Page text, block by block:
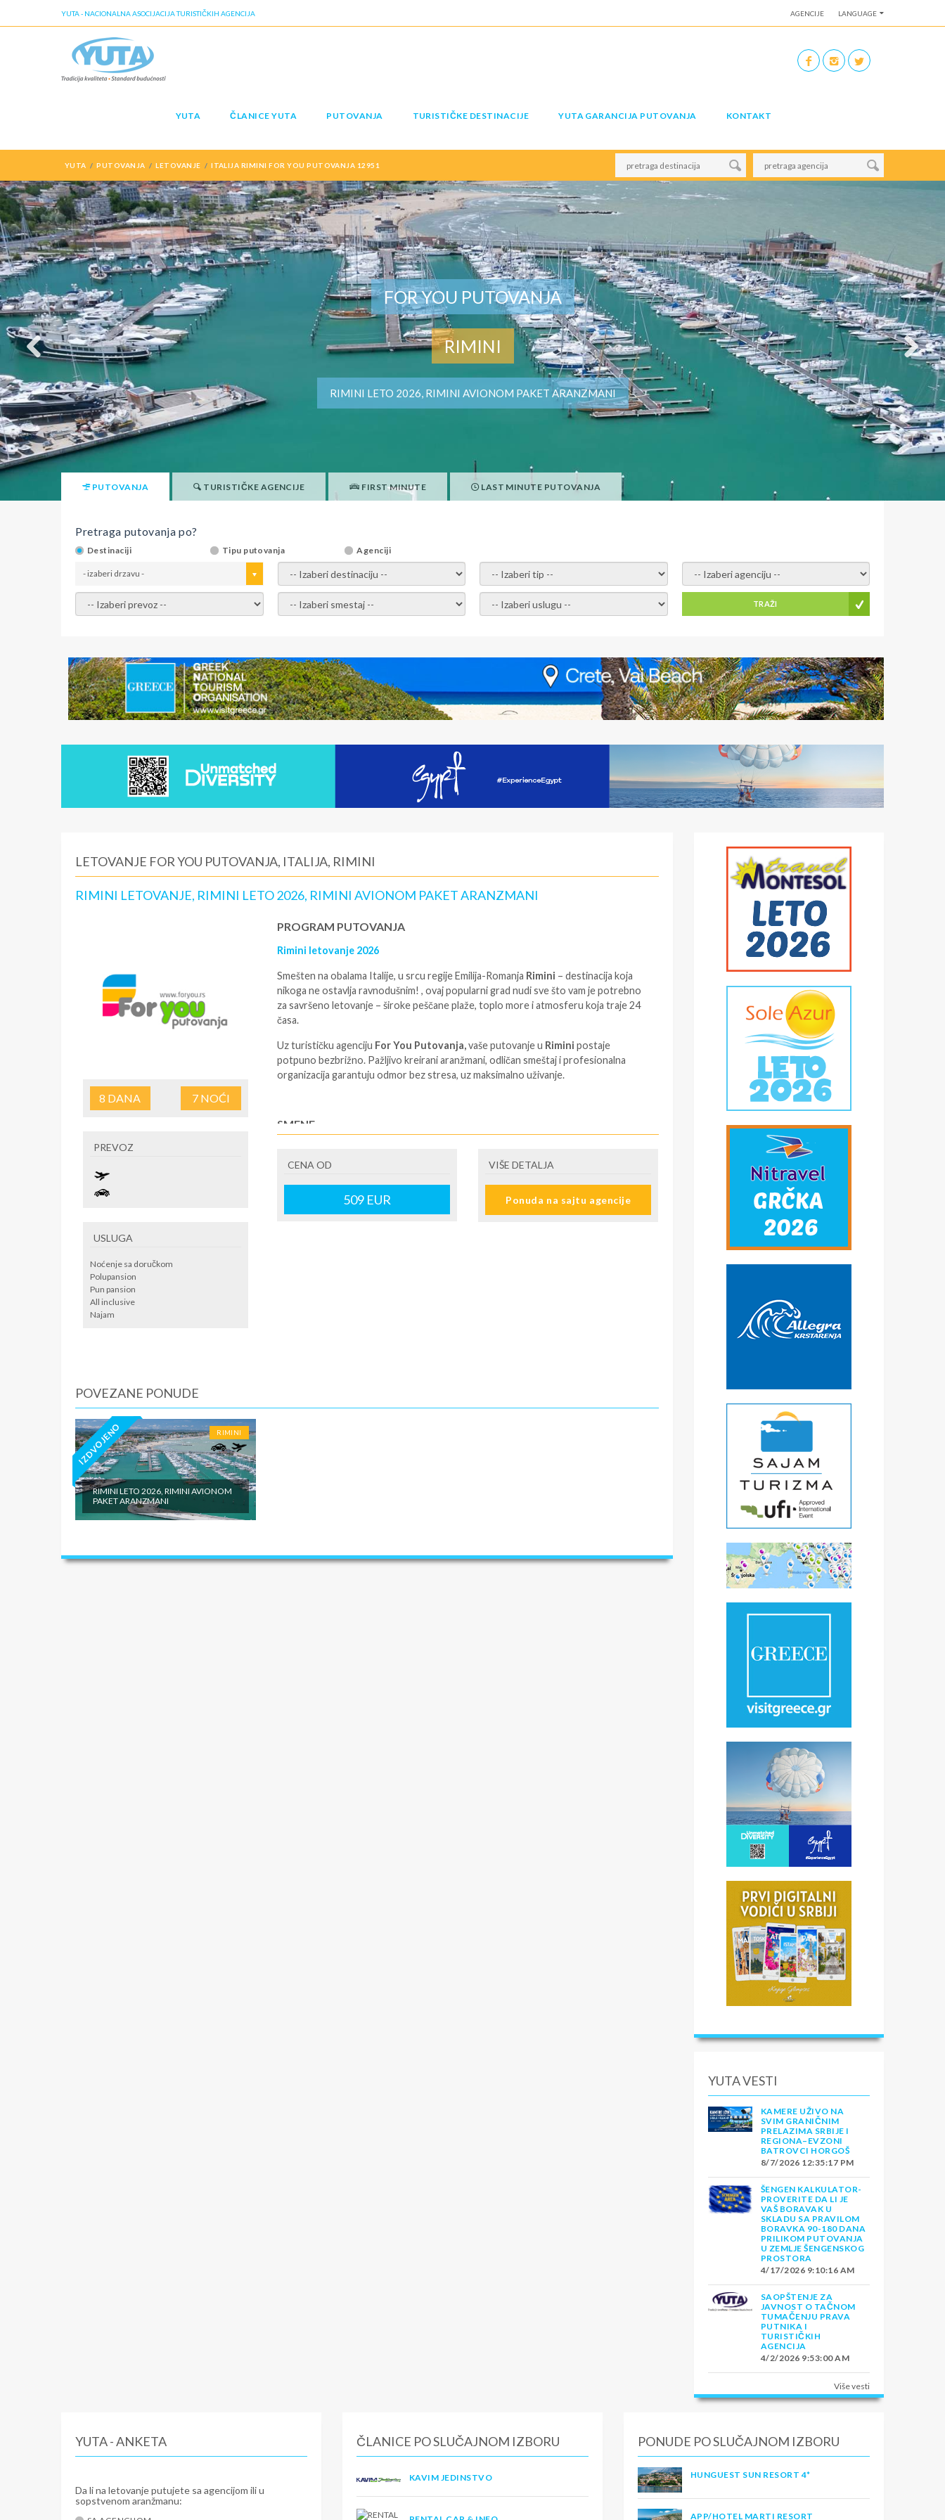
AGENCIJE LANGUAGE
YUTA - NACIONALNA ASOCIJACIJA TURISTIČKIH AGENCIJA
YUTA ČLANICE YUTA PUTOVANJA TURISTIČKE DESTINACIJE YUTA GARANCIJA PUTOVANJA KONTAKT
YUTA PUTOVANJA LETOVANJE ITALIJA RIMINI FOR YOU PUTOVANJA 12951
FOR YOU PUTOVANJA
RIMINI
RIMINI LETO 2026, RIMINI AVIONOM PAKET ARANZMANI
PUTOVANJA TURISTIČKE AGENCIJE FIRST MINUTE LAST MINUTE PUTOVANJA
Pretraga putovanja po?
Destinaciji Tipu putovanja Agenciji
- izaberi drzavu - - izaberi destinaciju - - izaberi tip - - izaberi agenciju -
- izaberi prevoz - - Izaberite smestaj - - Izaberite uslugu - TRAŽI
LETOVANJE FOR YOU PUTOVANJA, ITALIJA, RIMINI
RIMINI LETOVANJE, RIMINI LETO 2026, RIMINI AVIONOM PAKET ARANZMANI
8 DANA 7NOĆI
PREVOZ
USLUGA
Noćenje sa doručkom
Polupansion
Pun pansion
All inclusive
Najam
PROGRAM PUTOVANJA
Rimini letovanje 2026
Smešten na obalama Italije, u srcu regije Emilija-Romanja Rimini – destinacija koja
nikoga ne ostavlja ravnodušnim! , ovaj popularni grad nudi sve što vam je potrebno
za savršeno letovanje – široke peščane plaže, toplo more i atmosferu koja traje 24
časa.
Uz turističku agenciju For You Putovanja,vaše putovanje u Rimini postaje
potpuno bezbrižno. Pažljivo kreirani aranžmani, odličan smeštaj i profesionalna
organizacija garantuju odmor bez stresa, uz maksimalno uživanje.
SMENE
paket arnzman
U CENU JE UKLJUČENO
avio ili bus prevoz, smestaj, transfer, predstavnik
CENA OD
509EUR
VIŠE DETALJA
Ponuda na sajtu agencije
POVEZANE PONUDE
IZDVOJENO RIMINI
RIMINI LETO 2026, RIMINI AVIONOM
PAKET ARANZMANI
YUTA VESTI
KAMERE UŽIVO NA
SVIM GRANIČNIM
PRELAZIMA SRBIJE I
REGIONA–EVZONI
BATROVCI HORGOŠ
8/7/2026 12:35:17 PM
ŠENGEN KALKULATOR-
PROVERITE DA LI JE
VAŠ BORAVAK U
SKLADU SA PRAVILOM
BORAVKA 90-180 DANA
PRILIKOM PUTOVANJA
U ZEMLJE ŠENGENSKOG
PROSTORA
4/17/2026 9:10:16 AM
SAOPŠTENJE ZA
JAVNOST O TAČNOM
TUMAČENJU PRAVA
PUTNIKA I
TURISTIČKIH
AGENCIJA
4/2/2026 9:53:00 AM
Više vesti
YUTA - ANKETA
Da li na letovanje putujete sa agencijom ili u
sopstvenom aranžmanu:
ČLANICE PO SLUČAJNOM IZBORU
KAVIM JEDINSTVO
PONUDE PO SLUČAJNOM IZBORU
HUNGUEST SUN RESORT 4*
APP/HOTEL MARTI RESORT